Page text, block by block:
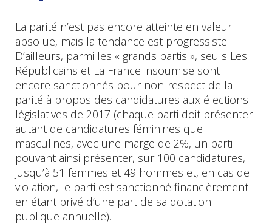
La parité n’est pas encore atteinte en valeur
absolue, mais la tendance est progressiste.
D’ailleurs, parmi les « grands partis », seuls Les
Républicains et La France insoumise sont
encore sanctionnés pour non-respect de la
parité à propos des candidatures aux élections
législatives de 2017 (chaque parti doit présenter
autant de candidatures féminines que
masculines, avec une marge de 2%, un parti
pouvant ainsi présenter, sur 100 candidatures,
jusqu’à 51 femmes et 49 hommes et, en cas de
violation, le parti est sanctionné financièrement
en étant privé d’une part de sa dotation
publique annuelle).